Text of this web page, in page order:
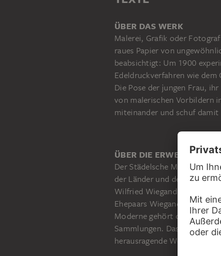
ÜBER DAS WERK
Malerei, Grafik oder
raues Papier von
beabsichtigt: Um 1900
Edeldruckverfahren wie
Die Pose der jungen Frau,
von malerischen Vorbildern
miteinander und schuf
ÜBER DIE ERWERBUNG
Der Städelsche Museums-
der Länder und der
Wilfried Wiegand. Einen Teil
Ehepaars Wiegand. Mit
Moderne gehört die
Sammlungen. Das seit den
herausragende Weise die